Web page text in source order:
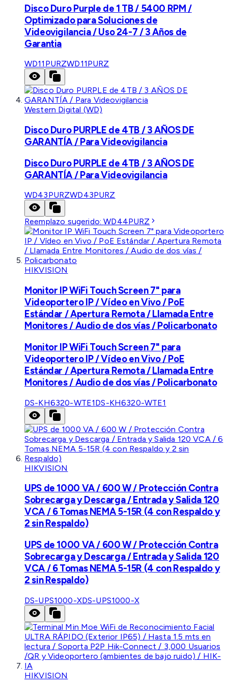
Disco Duro Purple de 1 TB / 5400 RPM /
Optimizado para Soluciones de
Videovigilancia / Uso 24-7 / 3 Años de
Garantia
WD11PURZWD11PURZ
Western Digital (WD)
Disco Duro PURPLE de 4TB / 3 AÑOS DE
GARANTÍA / Para Videovigilancia
Disco Duro PURPLE de 4TB / 3 AÑOS DE
GARANTÍA / Para Videovigilancia
WD43PURZWD43PURZ
Reemplazo sugerido:WD44PURZ
HIKVISION
Monitor IP WiFi Touch Screen 7" para
Videoportero IP / Vídeo en Vivo / PoE
Estándar / Apertura Remota / Llamada Entre
Monitores / Audio de dos vías / Policarbonato
Monitor IP WiFi Touch Screen 7" para
Videoportero IP / Vídeo en Vivo / PoE
Estándar / Apertura Remota / Llamada Entre
Monitores / Audio de dos vías / Policarbonato
DS-KH6320-WTE1DS-KH6320-WTE1
HIKVISION
UPS de 1000 VA / 600 W / Protección Contra
Sobrecarga y Descarga / Entrada y Salida 120
VCA / 6 Tomas NEMA 5-15R (4 con Respaldo y
2 sin Respaldo)
UPS de 1000 VA / 600 W / Protección Contra
Sobrecarga y Descarga / Entrada y Salida 120
VCA / 6 Tomas NEMA 5-15R (4 con Respaldo y
2 sin Respaldo)
DS-UPS1000-XDS-UPS1000-X
HIKVISION